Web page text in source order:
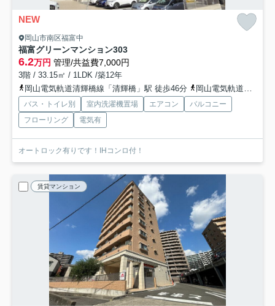
NEW
岡山市南区福富中
福富グリーンマンション303
6.2万円 管理/共益費7,000円
3階 / 33.15㎡ / 1LDK /築12年
岡山電気軌道清輝橋線「清輝橋」駅 徒歩46分
岡山電気軌道清輝橋線「東中央町」駅 徒歩50分
バス・トイレ別 室内洗濯機置場 エアコン
バルコニー
フローリング
電気有
オートロック有りです！IHコンロ付！
賃貸マンション